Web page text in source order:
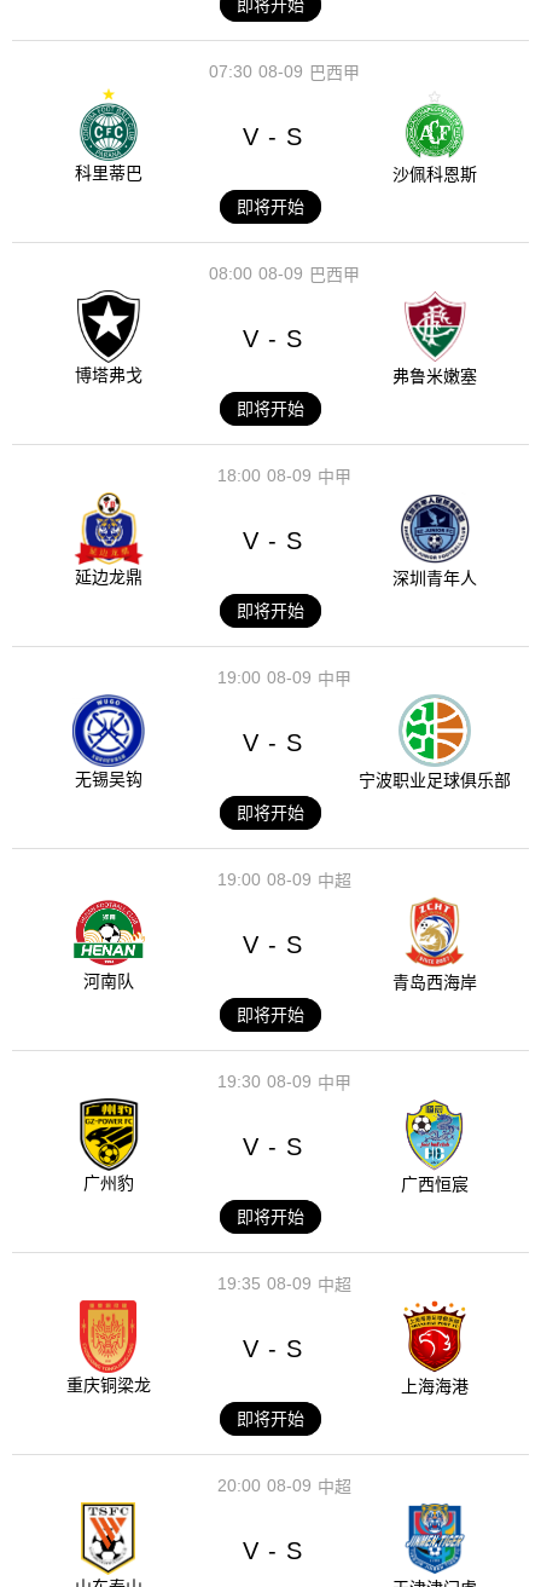
即将开始
08-09
07:30 巴西甲
科里蒂巴
V - S
沙佩科恩斯
即将开始
08-09
08:00 巴西甲
博塔弗戈
V - S
弗鲁米嫩塞
即将开始
08-09
18:00 中甲
延边龙鼎
V - S
深圳青年人
即将开始
08-09
19:00 中甲
无锡吴钩
V - S
宁波职业足球俱乐部
即将开始
08-09
19:00 中超
河南队
V - S
青岛西海岸
即将开始
08-09
19:30 中甲
广州豹
V - S
广西恒宸
即将开始
08-09
19:35 中超
重庆铜梁龙
V - S
上海海港
即将开始
08-09
20:00 中超
V - S